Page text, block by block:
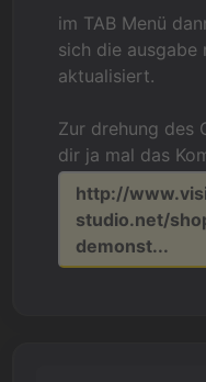
im TAB Menü
sich die ausgabe
aktualisiert.
Zur drehung des
dir ja mal das
http://
studio.net/
demonst...